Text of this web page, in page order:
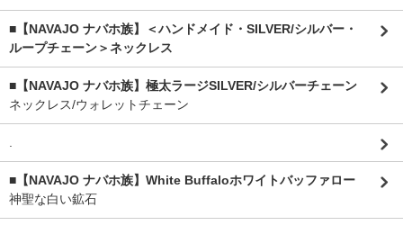
■【NAVAJO ナバホ族】＜ハンドメイド・SILVER/シルバー・
ループチェーン＞ネックレス
■【NAVAJO ナバホ族】極太ラージSILVER/シルバーチェーン
ネックレス/ウォレットチェーン
.
■【NAVAJO ナバホ族】White Buffaloホワイトバッファロー
神聖な白い鉱石